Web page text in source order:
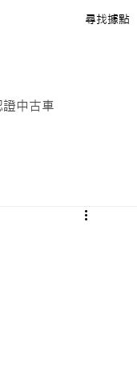
​尋找據點
中古車